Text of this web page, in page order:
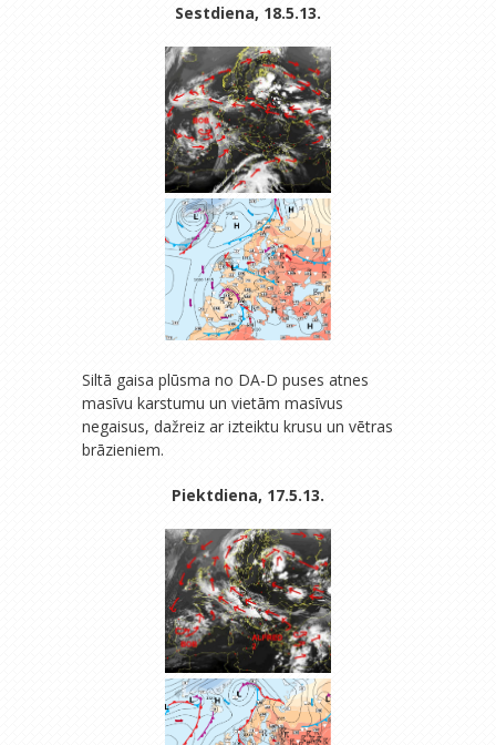
Sestdiena, 18.5.13.
Siltā gaisa plūsma no DA-D puses atnes
masīvu karstumu un vietām masīvus
negaisus, dažreiz ar izteiktu krusu un vētras
brāzieniem.
Piektdiena, 17.5.13.